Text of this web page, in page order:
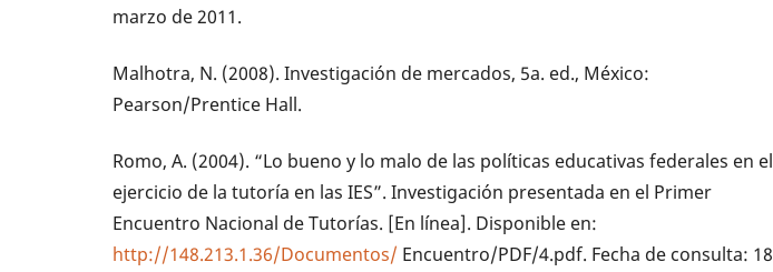
marzo de 2011.
Malhotra, N. (2008). Investigación de mercados, 5a. ed., México:
Pearson/Prentice Hall.
Romo, A. (2004). “Lo bueno y lo malo de las políticas educativas federales en el
ejercicio de la tutoría en las IES”. Investigación presentada en el Primer
Encuentro Nacional de Tutorías. [En línea]. Disponible en:
http://148.213.1.36/Documentos/ Encuentro/PDF/4.pdf. Fecha de consulta: 18